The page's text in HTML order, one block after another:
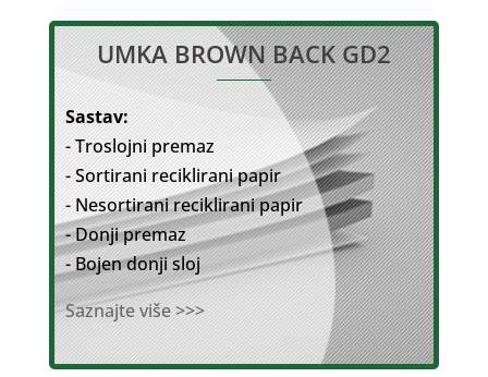
UMKA BROWN BACK GD2
Sastav:
- Troslojni premaz
- Sortirani reciklirani papir
- Nesortirani reciklirani papir
- Donji premaz
- Bojen donji sloj
Saznajte više >>>